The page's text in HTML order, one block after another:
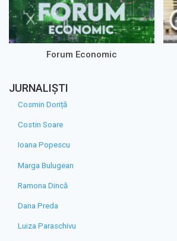
Forum Economic
JURNALIȘTI
Cosmin Doriță
Costin Soare
Ioana Popescu
Marga Bulugean
Ramona Dincă
Dana Preda
Luiza Paraschivu